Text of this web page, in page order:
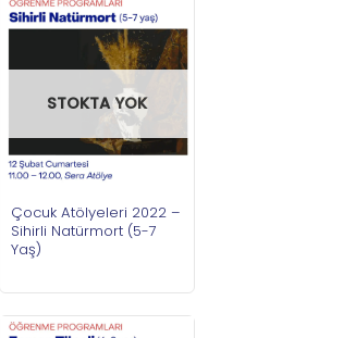
STOKTA YOK
Çocuk Atölyeleri 2022 –
Sihirli Natürmort (5-7
Yaş)